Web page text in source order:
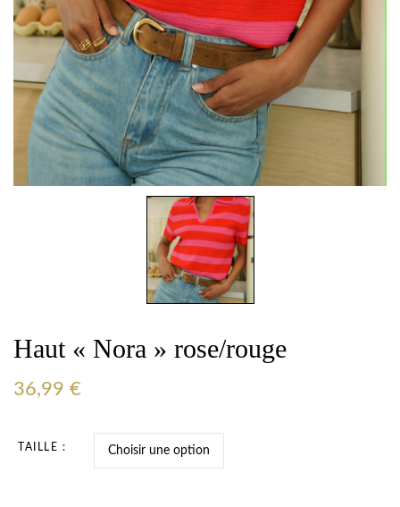
Haut « Nora » rose/rouge
36,99 €
TAILLE